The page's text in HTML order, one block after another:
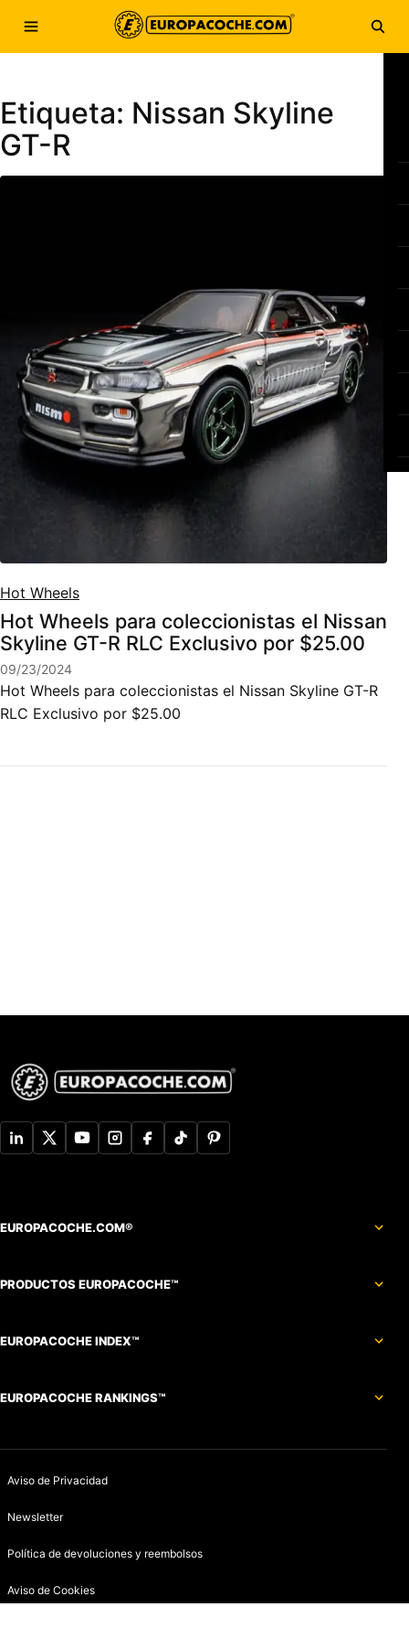
Saltar al contenido
Abrir menú
Etiqueta: Nissan Skyline
GT-R
Hot Wheels
Hot Wheels para coleccionistas el Nissan
Skyline GT-R RLC Exclusivo por $25.00
09/23/2024
Hot Wheels para coleccionistas el Nissan Skyline GT-R
RLC Exclusivo por $25.00
EUROPACOCHE.COM®
PRODUCTOS EUROPACOCHE™
EUROPACOCHE INDEX™
EUROPACOCHE RANKINGS™
Aviso de Privacidad
Newsletter
Política de devoluciones y reembolsos
Aviso de Cookies